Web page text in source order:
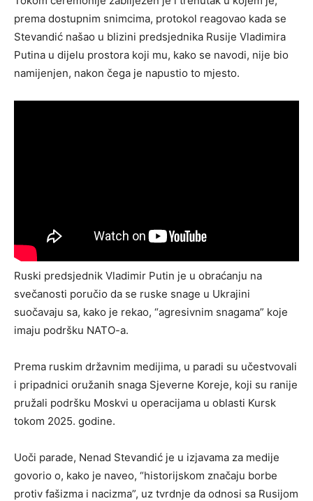
prema dostupnim snimcima, protokol reagovao kada se
Stevandić našao u blizini predsjednika Rusije Vladimira
Putina u dijelu prostora koji mu, kako se navodi, nije bio
namijenjen, nakon čega je napustio to mjesto.
Ruski predsjednik Vladimir Putin je u obraćanju na
svečanosti poručio da se ruske snage u Ukrajini
suočavaju sa, kako je rekao, “agresivnim snagama” koje
imaju podršku NATO-a.
Prema ruskim državnim medijima, u paradi su učestvovali
i pripadnici oružanih snaga Sjeverne Koreje, koji su ranije
pružali podršku Moskvi u operacijama u oblasti Kursk
tokom 2025. godine.
Uoči parade, Nenad Stevandić je u izjavama za medije
govorio o, kako je naveo, “historijskom značaju borbe
protiv fašizma i nacizma”, uz tvrdnje da odnosi sa Rusijom